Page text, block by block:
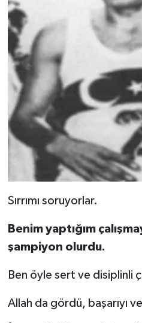
Sırrımı soruyorlar.
Benim yaptığım
şampiyon olurdu.
Ben öyle sert ve disiplinli
Allah da gördü, başarıyı